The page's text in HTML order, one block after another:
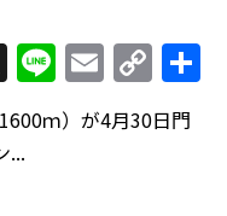
X LineEmail
Copy
Link
ｍ）が4月30日門
...